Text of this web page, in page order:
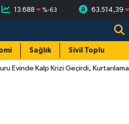
13.688 %-63 63.514,39
Sağlık Sivil Toplum
Evinde Kalp Krizi Geçirdi, Kurtarılamadı